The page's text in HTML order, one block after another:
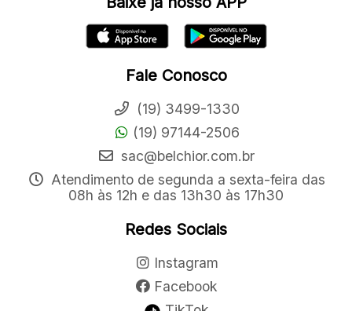
Fale Conosco
(19) 3499-1330
(19) 97144-2506
sac@belchior.com.br
Atendimento de segunda a sexta-feira das
08h às 12h e das 13h30 às 17h30
Redes Sociais
Instagram
Facebook